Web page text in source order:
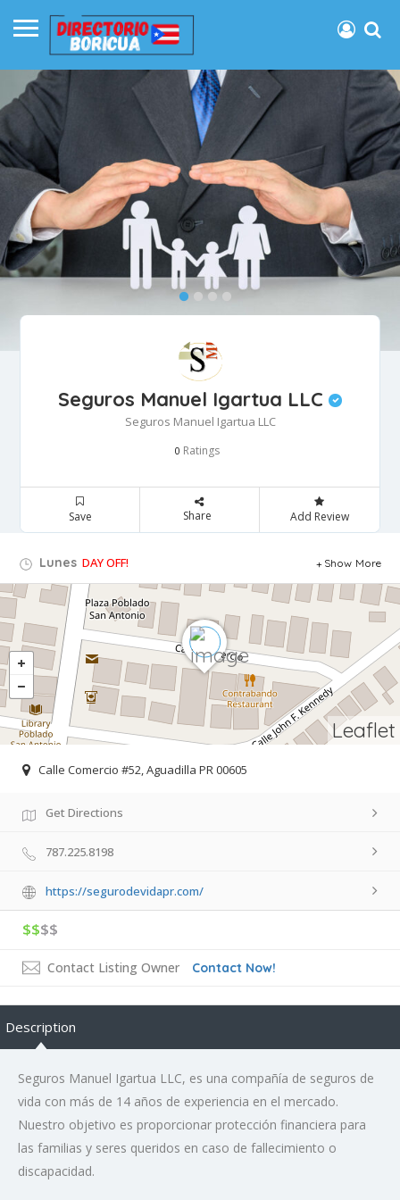
Seguros Manuel Igartua LLC
Seguros Manuel Igartua LLC
0 Ratings
Save Share Add Review
Lunes DAY OFF! Show More
Leaflet
Calle Comercio #52, Aguadilla PR 00605
Get Directions
787.225.8198
https://segurodevidapr.com/
$$$$
Contact Listing Owner Contact Now!
Description
Seguros Manuel Igartua LLC, es una compañía de seguros de
vida con más de 14 años de experiencia en el mercado.
Nuestro objetivo es proporcionar protección financiera para
las familias y seres queridos en caso de fallecimiento o
discapacidad.